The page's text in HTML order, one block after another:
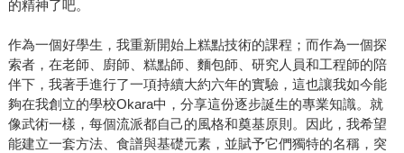
的精神了吧。
作為一個好學生，我重新開始上糕點技術的課程；而作為一個探
索者，在老師、廚師、糕點師、麵包師、研究人員和工程師的陪
伴下，我著手進行了一項持續大約六年的實驗，這也讓我如今能
夠在我創立的學校Okara中，分享這份逐步誕生的專業知識。就
像武術一樣，每個流派都自己的風格和奠基原則。因此，我希望
能建立一套方法、食譜與基礎元素，並賦予它們獨特的名稱，突